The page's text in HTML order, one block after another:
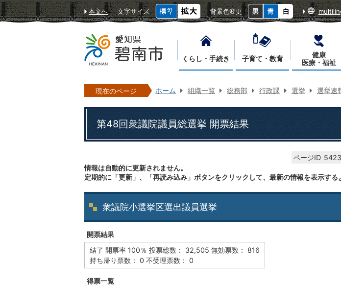
本文へ 文字サイズ 背景色変更
くらし・手続き 子育て・教育
健康
医療・福祉
現在のページ ホーム 組織一覧 総務部 行政課 選挙 選挙速
第48回衆議院議員総選挙 開票結果
ページID 5423
情報は自動的に更新されません。
定期的に「更新」、「再読み込み」ボタンをクリックして、最新の情報を表示する
衆議院小選挙区選出議員選挙
開票結果
結了 開票率 100％ 投票総数： 32,505 無効票数： 816
持ち帰り票数： 0 不受理票数： 0
得票一覧